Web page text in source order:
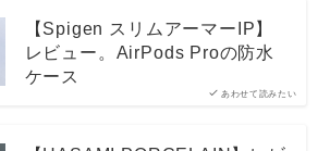
あわせて読みたい
【Spigen スリムアーマーIP】
レビュー。AirPods Proの防水
ケース